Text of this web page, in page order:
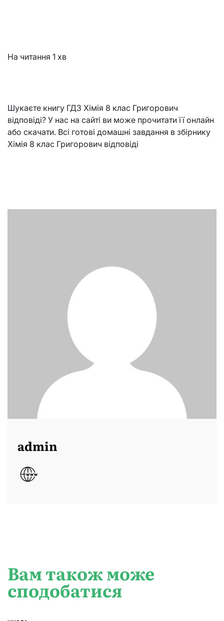
На читання 1 хв
Шукаєте книгу ГДЗ Хімія 8 клас Григорович
відповіді? У нас на сайті ви може прочитати її онлайн
або скачати. Всі готові домашні завдання в збірнику
Хімія 8 клас Григорович відповіді
admin
Вам також може
сподобатися